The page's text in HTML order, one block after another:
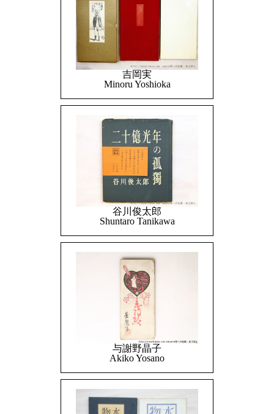
吉岡実
Minoru Yoshioka
谷川俊太郎
Shuntaro Tanikawa
与謝野晶子
Akiko Yosano